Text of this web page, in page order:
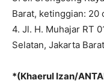
Barat, ketinggian: 20
4. Jl. H. Muhajar RT
Selatan, Jakarta
*(Khaerul Izan/